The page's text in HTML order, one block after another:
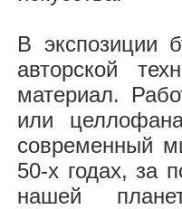
В экспозиции
авторской
материал.
или
современный
50-х годах, за
нашей